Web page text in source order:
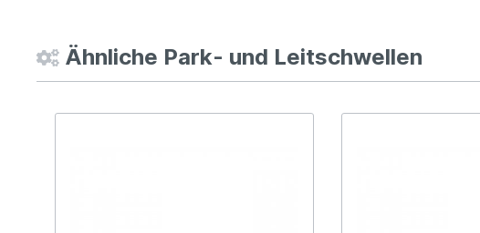
Ähnliche Park- und Leitschwellen